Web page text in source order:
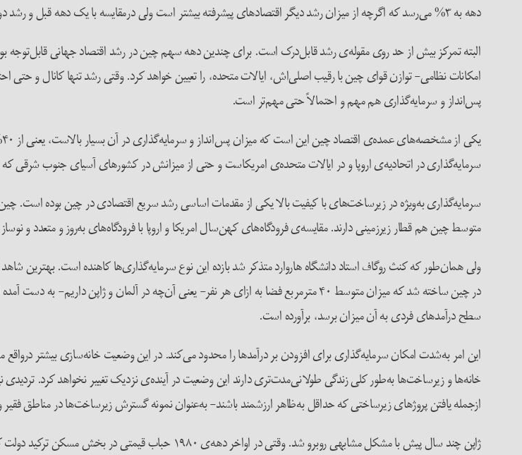
دهه به ۳% می‌رسد که اگرچه از میزان رشد دیگر اقتصادهای پیشرفته بیشتر است ولی درمقایسه با یک دهه قبل و رشد دورقمی افت چشمگیری است. ولی رشد تنها بخشی از این روایت است.
البته تمرکز بیش از حد روی مقوله‌ی رشد قابل‌درک است. برای چندین دهه سهم چین در رشد اقتصاد جهانی
امکانات نظامی- توازن قوای چین با رقیب اصلی‌اش، ایالات متحده، را تعیین خواهد کرد. وقتی رشد تنها کانال و حتی
پس‌انداز و سرمایه‌گذاری هم مهم و احتمالاً حتی مهم‌تر است.
سرمایه‌گذاری در اتحادیه‌ی اروپا و در ایالات متحده‌ی امریکاست و حتی از میزانش در کشورهای آسیای جنوب شرقی
سرمایه‌گذاری به‌ویژه در زیرساخت‌های با کیفیت بالا یکی از مقدمات اساسی رشد سریع اقتصادی در چین بوده است.
متوسط چین هم قطار زیرزمینی دارند. مقایسه‌ی فرودگاه‌های کهن‌سال امریکا و اروپا با فرودگاه‌های به‌روز و متعدد و
ولی همان‌طور که کنث روگاف استاد دانشگاه‌ هاروارد متذکر شد بازده این نوع سرمایه‌گذاری‌ها کاهنده است.
در چین ساخته شد که میزان متوسط ۴۰ مترمربع فضا به ازای هر نفر- یعنی آن‌چه در آلمان و
سطح درآمدهای فردی به آن میزان برسد، برآورده است.
این امر به‌شدت امکان سرمایه‌گذاری برای افزودن بر درآمدها را محدود می‌کند. در این وضعیت خانه‌سازی بیشتر
خانه‌ها و زیرساخت‌ها به‌طور کلی زندگی طولانی‌مدت‌تری دارند این وضعیت در آینده‌ی نزدیک تغییر نخواهد کرد.
ازجمله یافتن پروژهای زیرساختی که حداقل به‌ظاهر ارزشمند باشند- به‌عنوان نمونه گسترش زیرساخت‌ها در مناطق
ژاپن چند سال پیش با مشکل مشابهی روبرو شد. وقتی در